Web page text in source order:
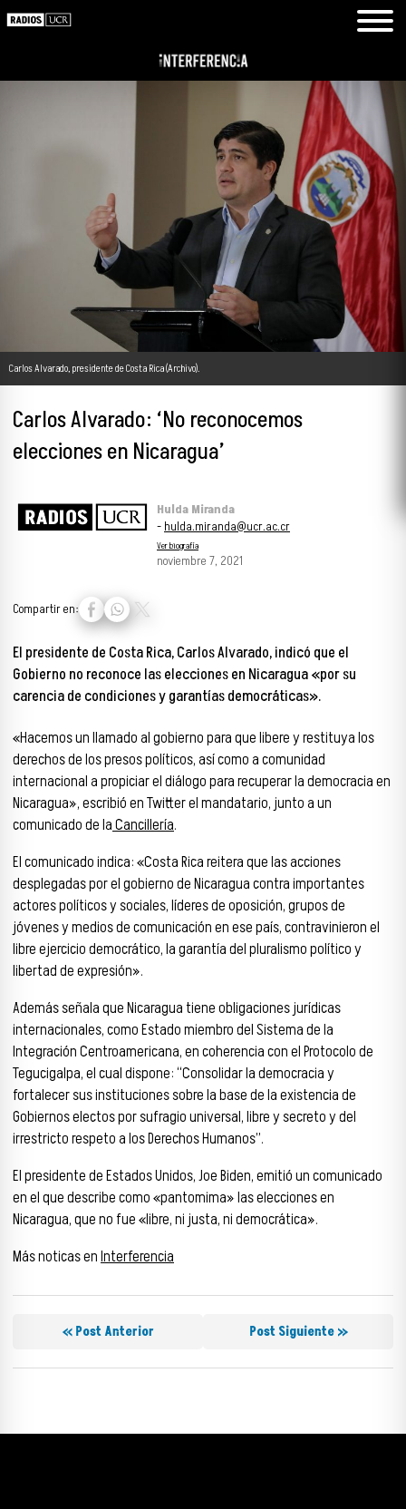
Carlos Alvarado, presidente de Costa Rica (Archivo).
Carlos Alvarado: ‘No reconocemos
elecciones en Nicaragua’
Hulda Miranda
- hulda.miranda@ucr.ac.cr
Ver biografía
noviembre 7, 2021
Compartir en:
El presidente de Costa Rica, Carlos Alvarado, indicó que el
Gobierno no reconoce las elecciones en Nicaragua «por su
carencia de condiciones y garantías democráticas».
«Hacemos un llamado al gobierno para que libere y restituya los
derechos de los presos políticos, así como a comunidad
internacional a propiciar el diálogo para recuperar la democracia en
Nicaragua», escribió en Twitter el mandatario, junto a un
comunicado de laCancillería.
El comunicado indica: «Costa Rica reitera que las acciones
desplegadas por el gobierno de Nicaragua contra importantes
actores políticos y sociales, líderes de oposición, grupos de
jóvenes y medios de comunicación en ese país, contravinieron el
libre ejercicio democrático, la garantía del pluralismo político y
libertad de expresión».
Además señala que Nicaragua tiene obligaciones jurídicas
internacionales, como Estado miembro del Sistema de la
Integración Centroamericana, en coherencia con el Protocolo de
Tegucigalpa, el cual dispone: “Consolidar la democracia y
fortalecer sus instituciones sobre la base de la existencia de
Gobiernos electos por sufragio universal, libre y secreto y del
irrestricto respeto a los Derechos Humanos”.
El presidente de Estados Unidos, Joe Biden, emitió un comunicado
en el que describe como «pantomima» las elecciones en
Nicaragua, que no fue «libre, ni justa, ni democrática».
Más noticas enInterferencia
« Post Anterior Post Siguiente »